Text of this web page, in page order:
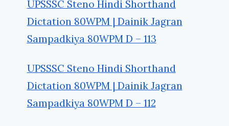
UPSSSC Steno Hindi Shorthand
Dictation 80WPM | Dainik Jagran
Sampadkiya 80WPM D – 113
UPSSSC Steno Hindi Shorthand
Dictation 80WPM | Dainik Jagran
Sampadkiya 80WPM D – 112